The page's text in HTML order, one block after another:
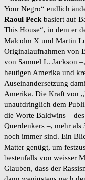
Your Negro“ endlich
Raoul Peck basiert auf
This House“, in dem er
Malcolm X und Martin
Originalaufnahmen von
von Samuel L. Jackson
heutigen Amerika und
Auseinandersetzung
Amerika. Die Kraft von
unaufdringlich dem
die Worte Baldwins –
Querdenkers –, mehr als
noch immer sind. Ein
Matter genügt, um
bestenfalls von weisser
Glauben, dass der